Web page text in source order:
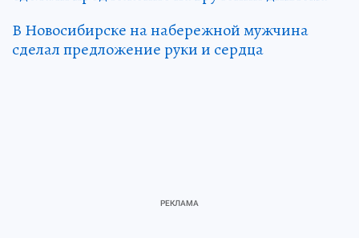
В Новосибирске на набережной мужчина
сделал предложение руки и сердца